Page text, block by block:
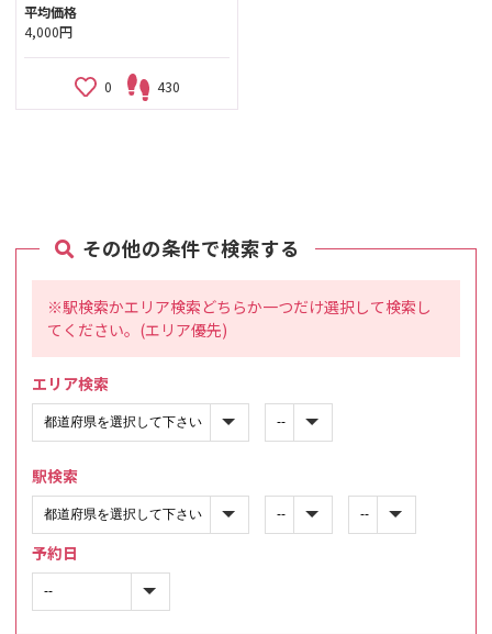
平均価格
4,000円
0 430
その他の条件で検索する
※駅検索かエリア検索どちらか一つだけ選択して検索し
てください。(エリア優先)
エリア検索
駅検索
予約日